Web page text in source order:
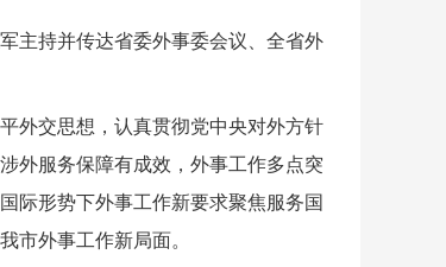
主持并传达省委外事委会议、全省外
外交思想，认真贯彻党中央对外方针
外服务保障有成效，外事工作多点突
际形势下外事工作新要求聚焦服务国
市外事工作新局面。